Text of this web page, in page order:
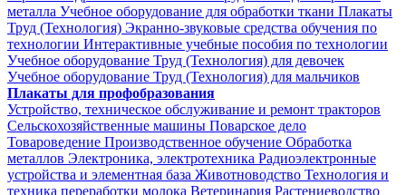
металла Учебное оборудование для обработки ткани Плакаты
Труд (Технология) Экранно-звуковые средства обучения по
технологии Интерактивные учебные пособия по технологии
Учебное оборудование Труд (Технология) для девочек
Учебное оборудование Труд (Технология) для мальчиков
Плакаты для профобразования
Устройство, техническое обслуживание и ремонт тракторов
Сельскохозяйственные машины Поварское дело
Товароведение Производственное обучение Обработка
металлов Электроника, электротехника Радиоэлектронные
устройства и элементная база Животноводство Технология и
техника переработки молока Ветеринария Растениеводство